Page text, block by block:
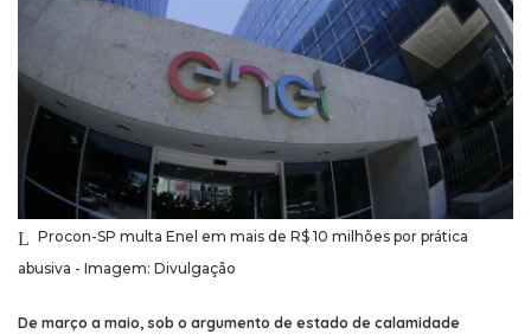
Procon-SP multa Enel em mais de R$ 10 milhões por prática
abusiva - Imagem: Divulgação
De março a maio, sob o argumento de estado de calamidade